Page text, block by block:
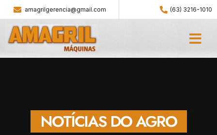
amagrilgerencia@gmail.com (63) 3216-1010
NOTÍCIAS DO AGRO